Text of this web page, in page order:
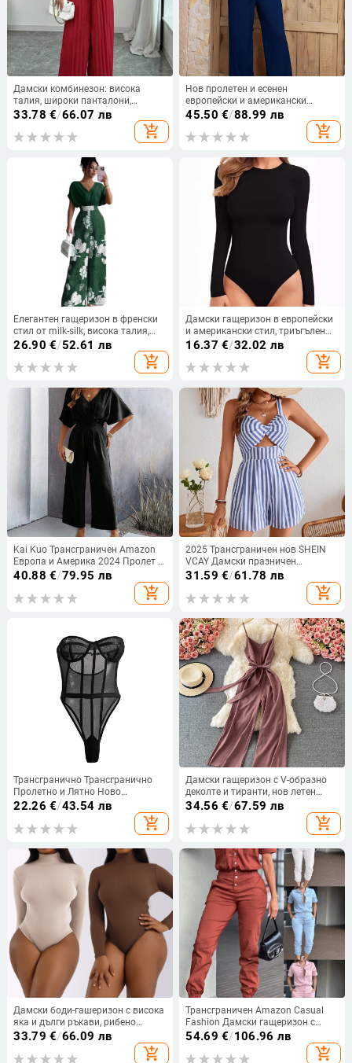
Дамски комбинезон: висока
талия, широки панталони,
балонени ръкави, V-образно
33.78 €/66.07 лв
add_shopping_cart
Нов пролетен и есенен
европейски и американски
дамски гащеризон с кръгло
деколте и талия, елегантен
гащеризон с дълъг ръкав и
45.50 €/88.99 лв
add_shopping_cart
Елегантен гащеризон в френски
стил от milk-silk, висока талия,
прави панталони, 3/4 ръкав,
модел XZFSS0230, пролет 2026
26.90 €/52.61 лв
add_shopping_cart
Дамски гащеризон в европейски
и американски стил, триъгълен
боди от млечна коприна с дълъг
ръкав, секси горещо момиче
16.37 €/32.02 лв
add_shopping_cart
Kai Kuo Трансграничен Amazon
Европа и Америка 2024 Пролет и
лято Външна търговия Дамски
къс ръкав, едноцветен, елегантни
ежедневни широки панталони
40.88 €/79.95 лв
add_shopping_cart
2025 Трансграничен нов SHEIN
VCAY Дамски празничен
едноцветен гащеризон с кухи
31.59 €/61.78 лв
add_shopping_cart
Трансгранично Трансгранично
Пролетно и Лятно Ново
външнотърговско бельо с лепило
и кости Европа и Америка Секси
перспектива Без презрамки
Компания
22.26 €/43.54 лв
add_shopping_cart
Дамски гащеризон с V-образно
деколте и тиранти, нов летен
гащеризон за отслабване с
висока талия и широки крачоли,
дълги панталони и тиранти
34.56 €/67.59 лв
add_shopping_cart
Дамски боди-гашеризон с висока
яка и дълги ръкави, рибено
плетиво памук-еластан, висока
33.79 €/66.09 лв
add_shopping_cart
Трансграничен Amazon Casual
Fashion Дамски гащеризон с
джоб и талия от еластични
54.69 €/106.96 лв
add_shopping_cart